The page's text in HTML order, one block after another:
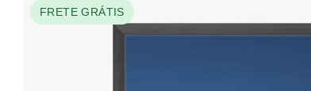
FRETE GRÁTIS